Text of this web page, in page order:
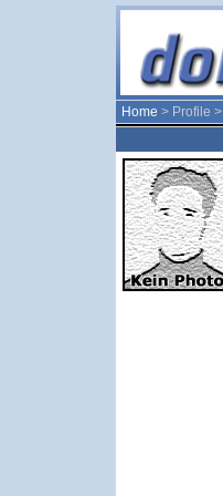
Home > Profile >